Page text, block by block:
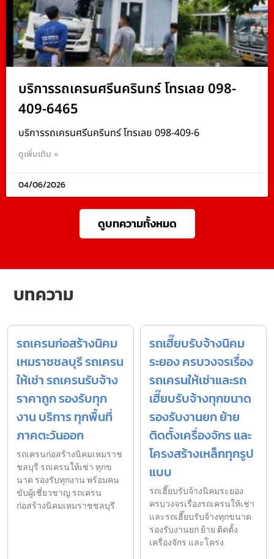
บริการรถเครนศรีนครินทร์ โทรเลย 098-
409-6465
บริการรถเครนศรีนครินทร์ โทรเลย 098-409-6
ดูเพิ่มเติม »
04/06/2026
ดูบทความทั้งหมด
บทความ
รถเครนก่อสร้างนิคม
เหมราชชลบุรี รถเครน
ให้เช่า รถเครนรับจ้าง
ราคาถูก รองรับทุก
งาน บริการ ทุกพื้นที่
ภาคตะวันออก
รถเครนก่อสร้างนิคมเหมราช
ชลบุรี รถเครนให้เช่า ทุกข
นาด รองรับทุกงาน พร้อมคน
ขับผู้เชี่ยวชาญ รถเครน
ก่อสร้างนิคมเหมราชชลบุรี
รถเฮี๊ยบรับจ้างนิคม
ระยอง ครบวงจรเรื่อง
รถเครนให้เช่าและรถ
เฮี๊ยบรับจ้างทุกขนาด
รองรับงานยก ย้าย
ติดตั้งเครื่องจักร และ
โครงสร้างเหล็กทุกรูป
แบบ
รถเฮี๊ยบรับจ้างนิคมระยอง
ครบวงจรเรื่องรถเครนให้เช่า
และรถเฮี๊ยบรับจ้างทุกขนาด
รองรับงานยก ย้าย ติดตั้ง
เครื่องจักร และโครง